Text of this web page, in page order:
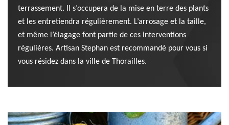
terrassement. Il s’occupera de la mise en terre des plants
et les entretiendra régulièrement. L’arrosage et la taille,
et même l’élagage font partie de ces interventions
régulières. Artisan Stephan est recommandé pour vous si
vous résidez dans la ville de Thorailles.